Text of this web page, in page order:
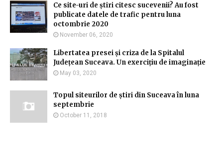
Ce site-uri de știri citesc sucevenii? Au fost
publicate datele de trafic pentru luna
octombrie 2020
November 06, 2020
Libertatea presei și criza de la Spitalul
Județean Suceava. Un exercițiu de imaginație
May 03, 2020
Topul siteurilor de știri din Suceava în luna
septembrie
October 11, 2018